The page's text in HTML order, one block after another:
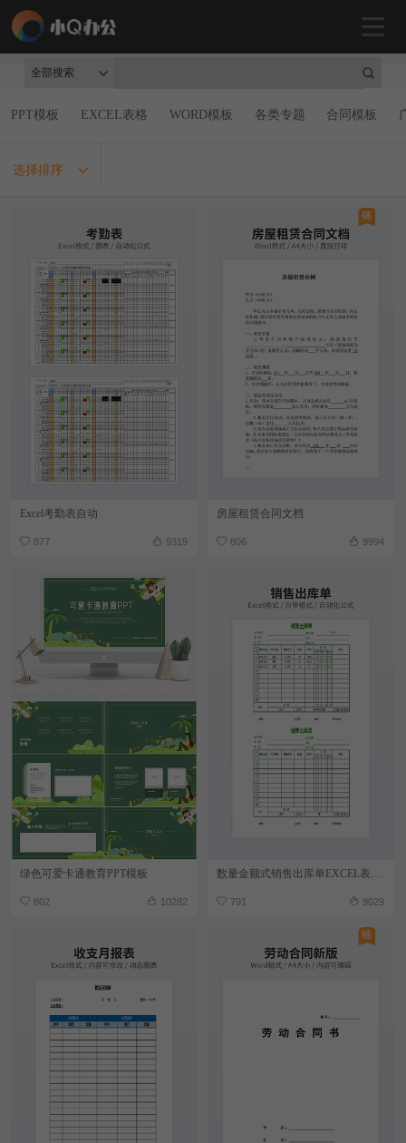
全部搜索
PPT模板 EXCEL表格 WORD模板 各类专题 合同模板
选择排序
Excel考勤表自动
877 9319
房屋租赁合同文档
806 9994
绿色可爱卡通教育PPT模板
802 10282 791 9029